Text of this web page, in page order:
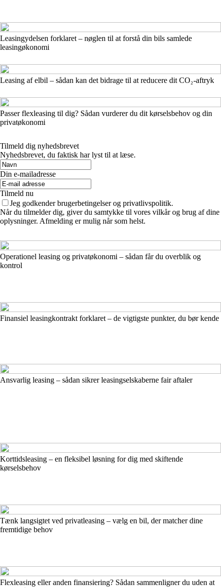
Leasingydelsen forklaret – nøglen til at forstå din bils samlede
leasingøkonomi
Leasing af elbil – sådan kan det bidrage til at reducere dit CO₂-aftryk
Passer flexleasing til dig? Sådan vurderer du dit kørselsbehov og din
privatøkonomi
Tilmeld dig nyhedsbrevet
Nyhedsbrevet, du faktisk har lyst til at læse.
Din e-mailadresse
Tilmeld nu
Jeg godkender brugerbetingelser og privatlivspolitik.
Når du tilmelder dig, giver du samtykke til vores vilkår og brug af dine
oplysninger. Afmelding er mulig når som helst.
Operationel leasing og privatøkonomi – sådan får du overblik og
kontrol
Finansiel leasingkontrakt forklaret – de vigtigste punkter, du bør kende
Ansvarlig leasing – sådan sikrer leasingselskaberne fair aftaler
Korttidsleasing – en fleksibel løsning for dig med skiftende
kørselsbehov
Tænk langsigtet ved privatleasing – vælg en bil, der matcher dine
fremtidige behov
Flexleasing eller anden finansiering? Sådan sammenligner du uden at